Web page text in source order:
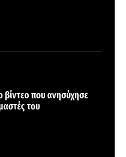
βίντεο που ανησύχησε
του